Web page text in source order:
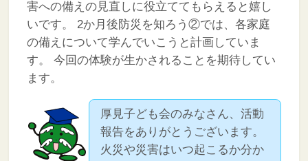
害への備えの見直しに役立ててもらえると嬉し
いです。
2か月後防災を知ろう②では、各家庭
の備えについて学んでいこうと計画していま
す。
今回の体験が生かされることを期待してい
ます。
厚見子ども会のみなさん、活動
報告をありがとうございます。
火災や災害はいつ起こるか分か